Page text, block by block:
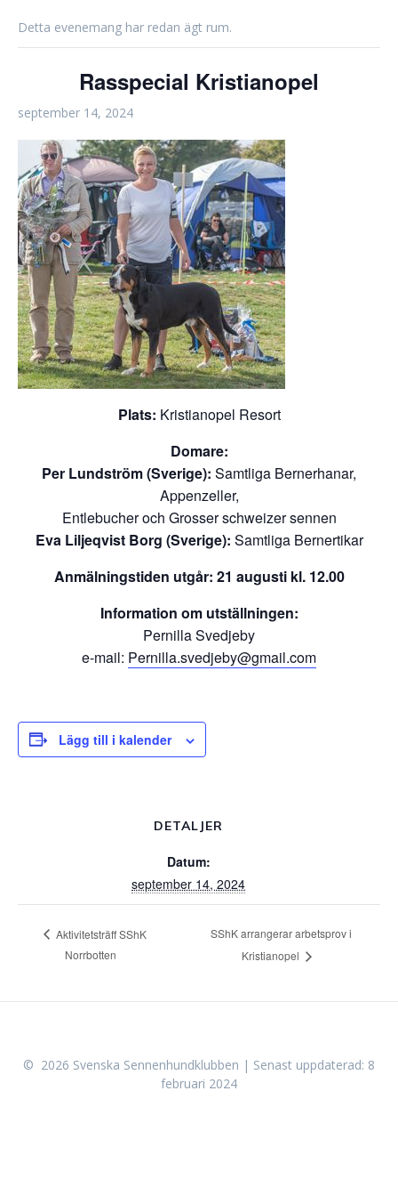
Detta evenemang har redan ägt rum.
Rasspecial Kristianopel
september 14, 2024
Plats: Kristianopel Resort
Domare:
Per Lundström (Sverige): Samtliga Bernerhanar,
Appenzeller,
Entlebucher och Grosser schweizer sennen
Eva Liljeqvist Borg (Sverige): Samtliga Bernertikar
Anmälningstiden utgår: 21 augusti kl. 12.00
Information om utställningen:
Pernilla Svedjeby
e-mail: Pernilla.svedjeby@gmail.com
Lägg till i kalender
DETALJER
Datum:
september 14, 2024
Aktivitetsträff SShK
Norrbotten
SShK arrangerar arbetsprov i
Kristianopel
© 2026 Svenska Sennenhundklubben | Senast uppdaterad: 8
februari 2024